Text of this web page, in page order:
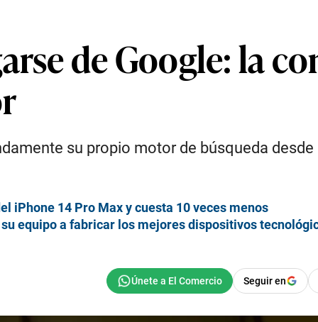
de Google: la
su propio motor de búsqueda
iPhone 14 Pro Max y cuesta 10 veces menos
equipo a fabricar los mejores dispositivos
Seguir en